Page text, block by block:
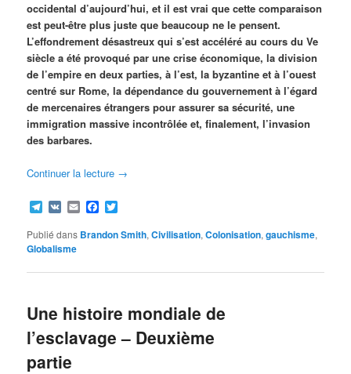
occidental d’aujourd’hui, et il est vrai que cette comparaison
est peut-être plus juste que beaucoup ne le pensent.
L’effondrement désastreux qui s’est accéléré au cours du Ve
siècle a été provoqué par une crise économique, la division
de l’empire en deux parties, à l’est, la byzantine et à l’ouest
centré sur Rome, la dépendance du gouvernement à l’égard
de mercenaires étrangers pour assurer sa sécurité, une
immigration massive incontrôlée et, finalement, l’invasion
des barbares.
Continuer la lecture →
Telegram
VK EmailFacebook
Publié dans Brandon Smith,Civilisation,Colonisation,gauchisme,
Globalisme
Une histoire mondiale de
l’esclavage – Deuxième
partie